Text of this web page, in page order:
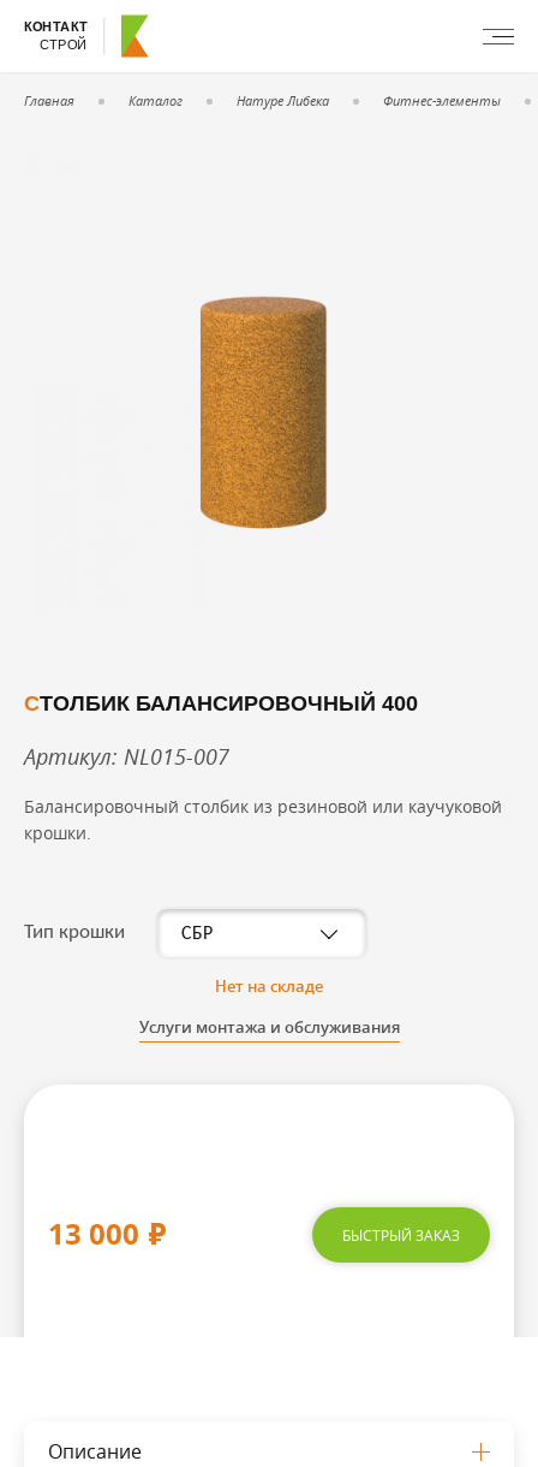
КОНТАКТ
СТРОЙ
Главная Каталог Натуре Либека Фитнес-элементы
СТОЛБИК БАЛАНСИРОВОЧНЫЙ 400
Артикул: NL015-007
Балансировочный столбик из резиновой или каучуковой
крошки.
Тип крошки
Нет на складе
Услуги монтажа и обслуживания
13 000 ₽ БЫСТРЫЙ ЗАКАЗ
Описание